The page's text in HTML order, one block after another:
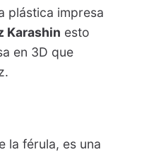
plástica impresa
Karashin esto
en 3D que
la férula, es una